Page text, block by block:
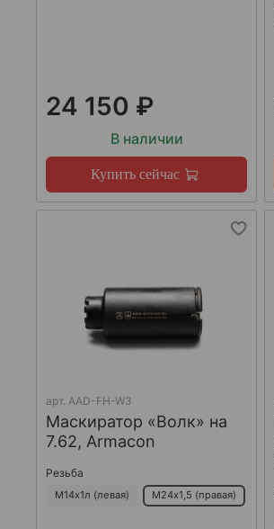
24 150 ₽
В наличии
Купить сейчас
арт. AAD-FH-W3
Маскиратор «Волк» на
7.62, Armacon
Резьба
М14х1л (левая) М24х1,5 (правая)